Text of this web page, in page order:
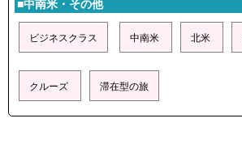
ビジネスクラス 中南米 北米
クルーズ 滞在型の旅